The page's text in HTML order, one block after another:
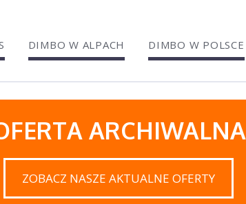
DIMBO W ALPACH DIMBO W POLSCE
ARCHIWALNA
ZOBACZ NASZE AKTUALNE OFERTY